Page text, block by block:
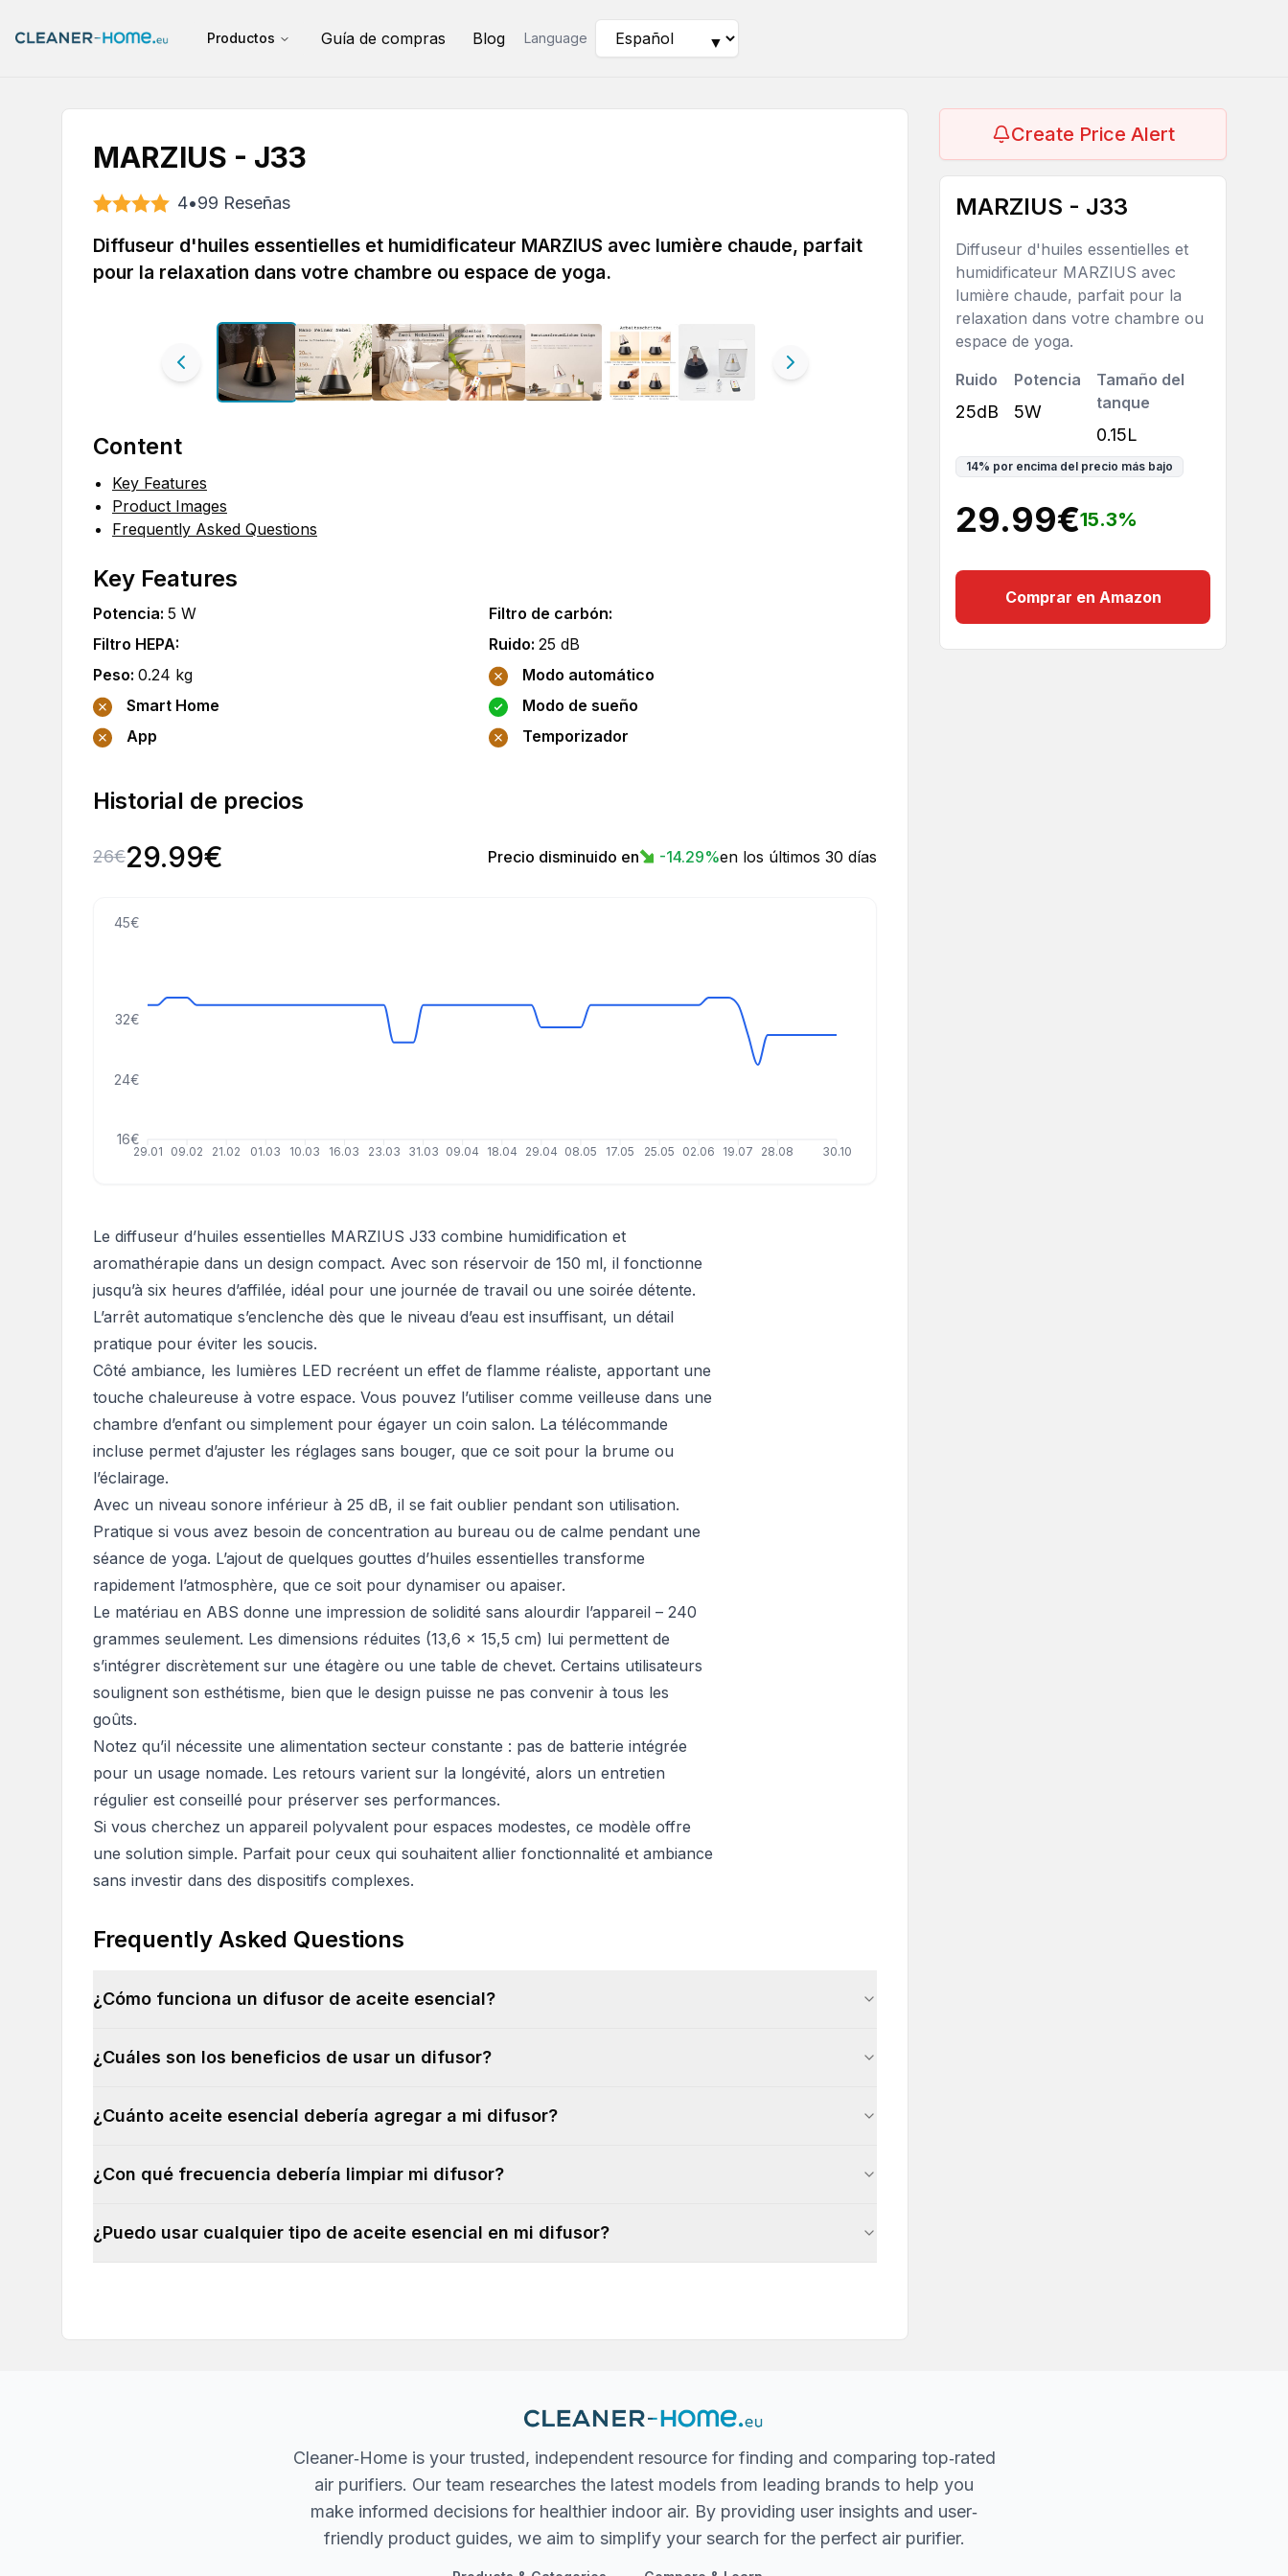
Productos Guía de compras Blog Language ▼
MARZIUS - J33
4•99 Reseñas
Diffuseur d'huiles essentielles et humidificateur MARZIUS avec lumière chaude, parfait
pour la relaxation dans votre chambre ou espace de yoga.
Content
Key Features
Product Images
Frequently Asked Questions
Key Features
Potencia: 5 W Filtro de carbón:
Filtro HEPA: Ruido: 25 dB
Peso: 0.24 kg
Modo automático
Smart Home
Modo de sueño
App
Temporizador
Historial de precios
26€29.99€ Precio disminuido en -14.29%en los últimos 30 días
29.01 09.02 21.02 01.03 10.03 16.03 23.03 31.03 09.04 18.04 29.04 08.05 17.05 25.05 02.06 19.07 28.08 30.10
16€
24€
32€
45€
Le diffuseur d’huiles essentielles MARZIUS J33 combine humidification et
aromathérapie dans un design compact. Avec son réservoir de 150 ml, il fonctionne
jusqu’à six heures d’affilée, idéal pour une journée de travail ou une soirée détente.
L’arrêt automatique s’enclenche dès que le niveau d’eau est insuffisant, un détail
pratique pour éviter les soucis.
Côté ambiance, les lumières LED recréent un effet de flamme réaliste, apportant une
touche chaleureuse à votre espace. Vous pouvez l’utiliser comme veilleuse dans une
chambre d’enfant ou simplement pour égayer un coin salon. La télécommande
incluse permet d’ajuster les réglages sans bouger, que ce soit pour la brume ou
l’éclairage.
Avec un niveau sonore inférieur à 25 dB, il se fait oublier pendant son utilisation.
Pratique si vous avez besoin de concentration au bureau ou de calme pendant une
séance de yoga. L’ajout de quelques gouttes d’huiles essentielles transforme
rapidement l’atmosphère, que ce soit pour dynamiser ou apaiser.
Le matériau en ABS donne une impression de solidité sans alourdir l’appareil – 240
grammes seulement. Les dimensions réduites (13,6 x 15,5 cm) lui permettent de
s’intégrer discrètement sur une étagère ou une table de chevet. Certains utilisateurs
soulignent son esthétisme, bien que le design puisse ne pas convenir à tous les
goûts.
Notez qu’il nécessite une alimentation secteur constante : pas de batterie intégrée
pour un usage nomade. Les retours varient sur la longévité, alors un entretien
régulier est conseillé pour préserver ses performances.
Si vous cherchez un appareil polyvalent pour espaces modestes, ce modèle offre
une solution simple. Parfait pour ceux qui souhaitent allier fonctionnalité et ambiance
sans investir dans des dispositifs complexes.
Frequently Asked Questions
¿Cómo funciona un difusor de aceite esencial?
¿Cuáles son los beneficios de usar un difusor?
¿Cuánto aceite esencial debería agregar a mi difusor?
¿Con qué frecuencia debería limpiar mi difusor?
¿Puedo usar cualquier tipo de aceite esencial en mi difusor?
Create Price Alert
MARZIUS - J33
Diffuseur d'huiles essentielles et
humidificateur MARZIUS avec
lumière chaude, parfait pour la
relaxation dans votre chambre ou
espace de yoga.
Ruido
25dB
Potencia
5W
Tamaño del
tanque
0.15L
14% por encima del precio más bajo
29.99€15.3%
Comprar en Amazon
Cleaner‐Home is your trusted, independent resource for finding and comparing top‐rated
air purifiers. Our team researches the latest models from leading brands to help you
make informed decisions for healthier indoor air. By providing user insights and user‐
friendly product guides, we aim to simplify your search for the perfect air purifier.